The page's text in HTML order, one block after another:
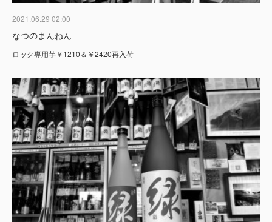
2021.06.29 02:00
なつのまんねん
ロック専用芋￥1210＆￥2420再入荷